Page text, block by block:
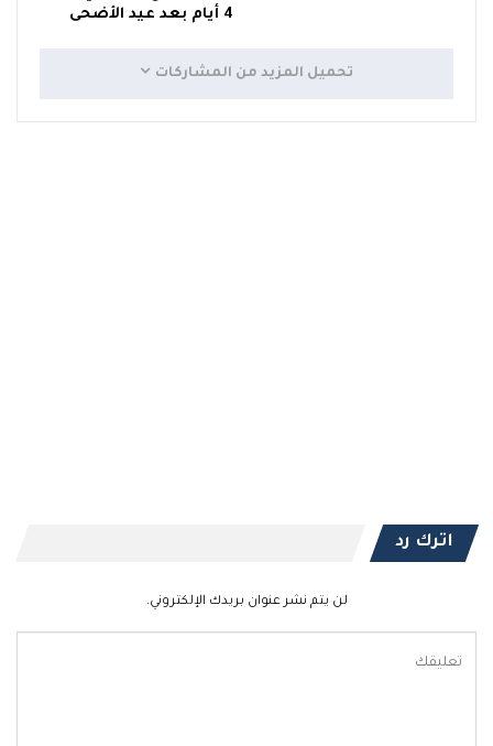
4 أيام بعد عيد الأضحى
تحميل المزيد من المشاركات
اترك رد
لن يتم نشر عنوان بريدك الإلكتروني.